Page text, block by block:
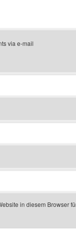
via e-mail
in diesem Browser